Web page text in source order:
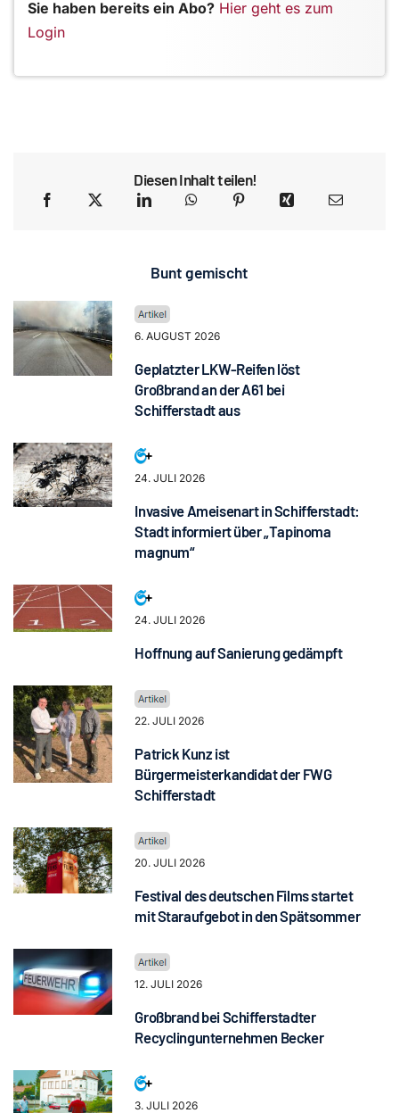
Sie haben bereits ein Abo? Hier geht es zum
Login
Diesen Inhalt teilen!
Bunt gemischt
6. AUGUST 2026
Geplatzter LKW-Reifen löst
Großbrand an der A61 bei
Schifferstadt aus
24. JULI 2026
Invasive Ameisenart in Schifferstadt:
Stadt informiert über „Tapinoma
magnum“
24. JULI 2026
Hoffnung auf Sanierung gedämpft
22. JULI 2026
Patrick Kunz ist
Bürgermeisterkandidat der FWG
Schifferstadt
20. JULI 2026
Festival des deutschen Films startet
mit Staraufgebot in den Spätsommer
12. JULI 2026
Großbrand bei Schifferstadter
Recyclingunternehmen Becker
3. JULI 2026